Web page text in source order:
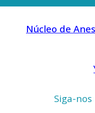
Núcleo de
Siga-